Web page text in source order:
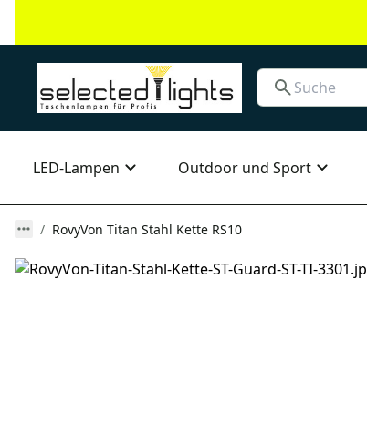
LED-Lampen Outdoor und Sport
RovyVon Titan Stahl Kette RS10